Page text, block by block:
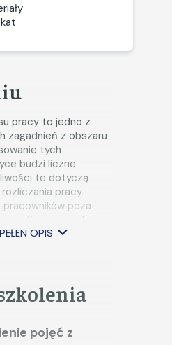
pracy to jedno z
zagadnień z obszaru
tych
budzi liczne
te dotyczą
pracy
poza
tj. pracy w dniu
nadliczbowych, w
dzieci oraz
prawa pracy.
OPIS
pojęć z